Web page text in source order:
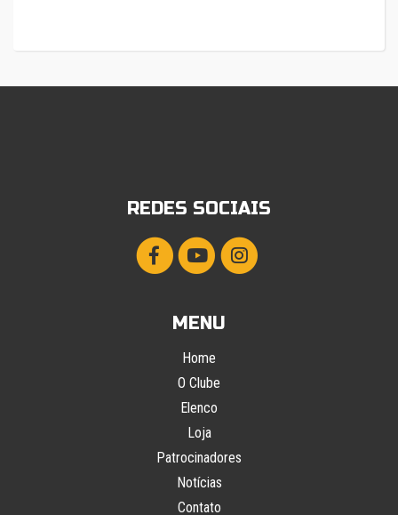
REDES SOCIAIS
MENU
Home
O Clube
Elenco
Loja
Patrocinadores
Notícias
Contato